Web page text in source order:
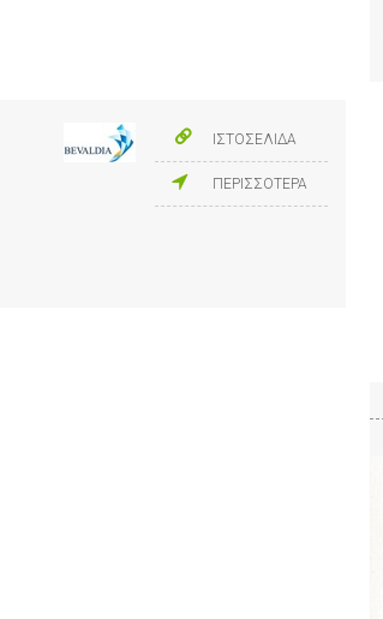
ΙΣΤΟΣΕΛΙΔΑ
ΠΕΡΙΣΣΟΤΕΡΑ